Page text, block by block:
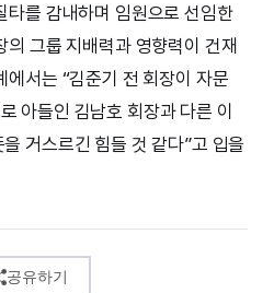
타를 감내하며 임원으로 선임한
의 그룹 지배력과 영향력이 건재
에서는 “김준기 전 회장이 자문
아들인 김남호 회장과 다른 이
거스르긴 힘들 것 같다”고 입을
공유하기